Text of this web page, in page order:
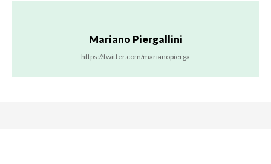
Mariano Piergallini
https://twitter.com/marianopierga